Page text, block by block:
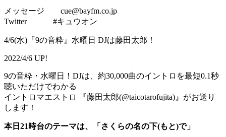
メッセージ cue@bayfm.co.jp
Twitter #キュウオン
4/6(水)『9の音粋』水曜日 DJは藤田太郎！
2022/4/6 UP!
9の音粋・水曜日！DJは、約30,000曲のイントロを最短0.1秒
聴いただけでわかる
イントロマエストロ 『藤田太郎(@taicotarofujita)』がお送り
します！
本日21時台のテーマは、「さくらの名の下(もと)で」